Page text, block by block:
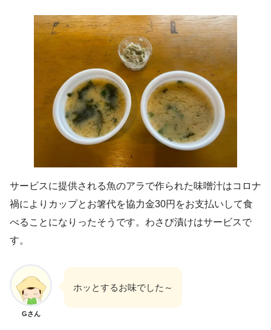
サービスに提供される魚のアラで作られた味噌汁はコロナ
禍によりカップとお箸代を協力金30円をお支払いして食
べることになりったそうです。わさび漬けはサービスで
す。
Gさん
ホッとするお味でした～